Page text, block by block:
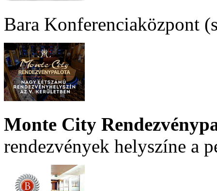
Bara Konferenciaközpont
Monte City
rendezvények helyszíne a